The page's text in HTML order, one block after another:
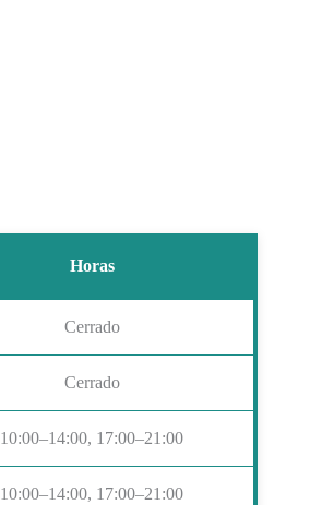
Horas
Cerrado
Cerrado
10:00–14:00, 17:00–21:00
10:00–14:00, 17:00–21:00